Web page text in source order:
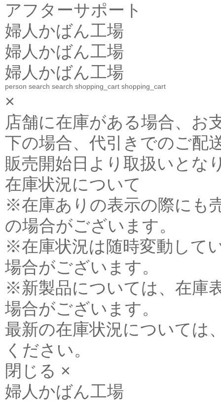
アフターサポート
婦人かばん工場
婦人かばん工場
婦人かばん工場
person search search shopping_cart shopping_cart
×
店舗に在庫がある場合、お
下の場合、代引きでのご配
販売開始日より取扱いとな
在庫状況について
※在庫ありの表示の際にも
の場合がございます。
※在庫状況は随時変動して
場合がございます。
※新製品については、在庫
場合がございます。
最新の在庫状況については
ください。
閉じる ×
婦人かばん工場